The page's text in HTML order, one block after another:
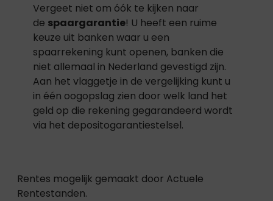
Vergeet niet om óók te kijken naar
de spaargarantie! U heeft een ruime
keuze uit banken waar u een
spaarrekening kunt openen, banken die
niet allemaal in Nederland gevestigd zijn.
Aan het vlaggetje in de vergelijking kunt u
in één oogopslag zien door welk land het
geld op die rekening gegarandeerd wordt
via het depositogarantiestelsel.
Rentes mogelijk gemaakt door Actuele
Rentestanden.